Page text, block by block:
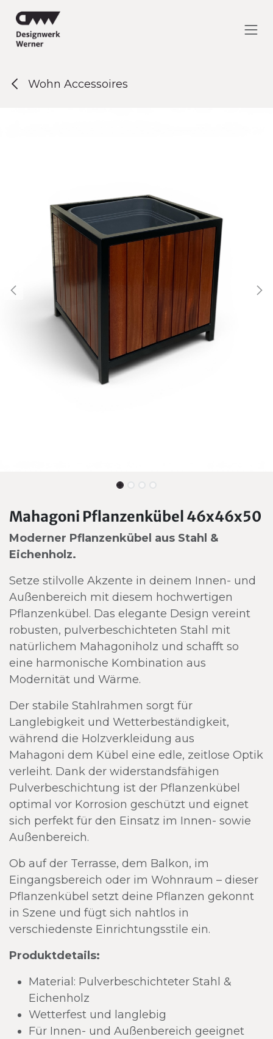
Wohn Accessoires
Mahagoni Pflanzenkübel 46x46x50
Moderner Pflanzenkübel aus Stahl &
Eichenholz.
Setze stilvolle Akzente in deinem Innen- und
Außenbereich mit diesem hochwertigen
Pflanzenkübel. Das elegante Design vereint
robusten, pulverbeschichteten Stahl mit
natürlichem Mahagoniholz und schafft so
eine harmonische Kombination aus
Modernität und Wärme.
Der stabile Stahlrahmen sorgt für
Langlebigkeit und Wetterbeständigkeit,
während die Holzverkleidung aus
Mahagoni dem Kübel eine edle, zeitlose Optik
verleiht. Dank der widerstandsfähigen
Pulverbeschichtung ist der Pflanzenkübel
optimal vor Korrosion geschützt und eignet
sich perfekt für den Einsatz im Innen- sowie
Außenbereich.
Ob auf der Terrasse, dem Balkon, im
Eingangsbereich oder im Wohnraum – dieser
Pflanzenkübel setzt deine Pflanzen gekonnt
in Szene und fügt sich nahtlos in
verschiedenste Einrichtungsstile ein.
Produktdetails:
Material: Pulverbeschichteter Stahl &
Eichenholz
Wetterfest und langlebig
Für Innen- und Außenbereich geeignet